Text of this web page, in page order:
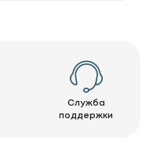
Служба
поддержки